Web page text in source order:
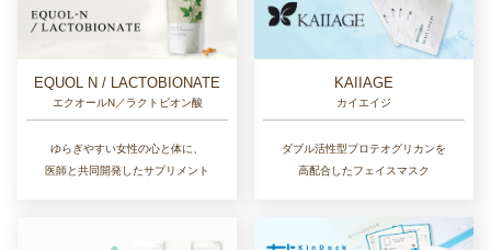
EQUOL N / LACTOBIONATE
エクオールN／ラクトビオン酸
ゆらぎやすい女性の心と体に、
医師と共同開発したサプリメント
KAIIAGE
カイエイジ
ダブル活性型プロテオグリカンを
高配合したフェイスマスク